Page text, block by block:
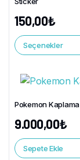
150,00₺
Seçenekler
Pokemon Kaplama
9.000,00₺
Sepete Ekle